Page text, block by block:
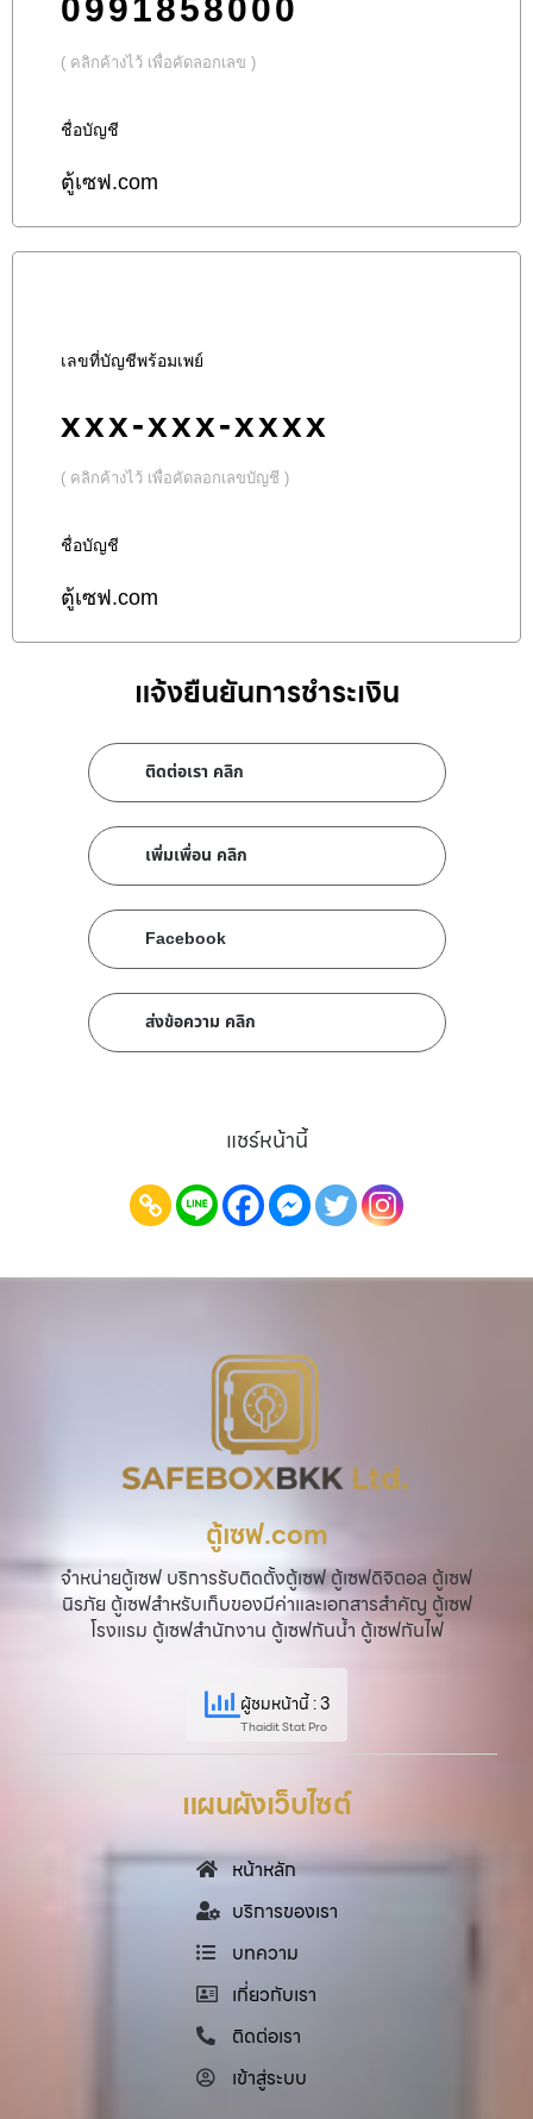
0991858000
( คลิกค้างไว้ เพื่อคัดลอกเลข )
ชื่อบัญชี
ตู้เซฟ.com
เลขที่บัญชีพร้อมเพย์
xxx-xxx-xxxx
( คลิกค้างไว้ เพื่อคัดลอกเลขบัญชี )
ชื่อบัญชี
ตู้เซฟ.com
แจ้งยืนยันการชำระเงิน
ติดต่อเรา คลิก
เพิ่มเพื่อน คลิก
Facebook
ส่งข้อความ คลิก
แชร์หน้านี้
ตู้เซฟ.com
จำหน่ายตู้เซฟ บริการรับติดตั้งตู้เซฟ ตู้เซฟดิจิตอล ตู้เซฟ
นิรภัย ตู้เซฟสำหรับเก็บของมีค่าและเอกสารสำคัญ ตู้เซฟ
โรงแรม ตู้เซฟสำนักงาน ตู้เซฟกันน้ำ ตู้เซฟกันไฟ
ผู้ชมหน้านี้ : 3
Thaidit Stat Pro
แผนผังเว็บไซต์
หน้าหลัก
บริการของเรา
บทความ
เกี่ยวกับเรา
ติดต่อเรา
เข้าสู่ระบบ